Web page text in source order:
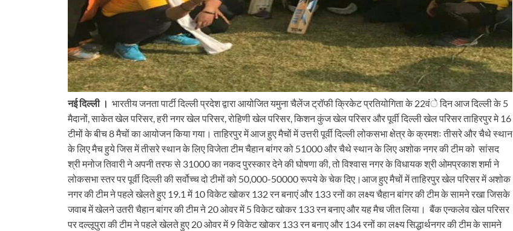
नई दिल्ली । भारतीय जनता पार्टी दिल्ली प्रदेश द्वारा आयोजित यमुना चैलेंज ट्रॉफी क्रिकेट प्रतियोगिता के 22वंे दिन आज दिल्ली के 5
मैदानों, साकेत खेल परिसर, हरी नगर खेल परिसर, रोहिणी खेल परिसर, किशन कुंज खेल परिसर और पूर्वी दिल्ली खेल परिसर ताहिरपुर मे 16
टीमों के बीच 8 मैचों का आयोजन किया गया। ताहिरपुर में आज हुए मैचों में उत्तरी पूर्वी दिल्ली लोकसभा क्षेत्र के क्रमशः तीसरे और चैथे स्थान
के लिए मैच हुये जिस में तीसरे स्थान के लिए विजेता टीम चैहान बांगर को 51000 और चैथे स्थान के लिए अशोक नगर की टीम को सांसद
श्री मनोज तिवारी ने अपनी तरफ से 31000 का नकद पुरस्कार देने की घोषणा की, तो विश्वास नगर के विधायक श्री ओमप्रकाश शर्मा ने
लोकसभा स्तर पर पूर्वी दिल्ली की सर्वोच्च दो टीमों को 50,000-50000 रूपये के चेक दिए।आज हुए मैचों में ताहिरपुर खेल परिसर में अशोक
नगर की टीम ने पहले खेलते हुए 19.1 में 10 विकेट खोकर 132 रन बनाएं और 133 रनों का लक्ष्य चैहान बांगर की टीम के सामने रखा जिसके
जवाब में खेलने उतरी चैहान बांगर की टीम ने 20 ओवर में 5 विकेट खोकर 133 रन बनाए और यह मैच जीत लिया। बैंक एन्कलेव खेल परिसर
पर दल्लूपुरा की टीम ने पहले खेलते हुए 20 ओवर में 9 विकेट खोकर 133 रन बनाए और 134 रनों का लक्ष्य सिद्धार्थनगर की टीम के सामने